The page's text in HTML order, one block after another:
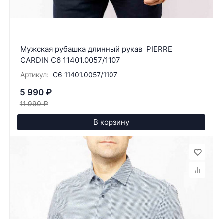
Мужская рубашка длинный рукав PIERRE
CARDIN C6 11401.0057/1107
Артикул: C6 11401.0057/1107
5 990 ₽
11 990 ₽
В корзину